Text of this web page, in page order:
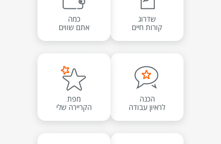
שדרוג
קורות חיים
כמה
אתם שווים
הכנה
לראיון עבודה
מפת
הקריירה שלי